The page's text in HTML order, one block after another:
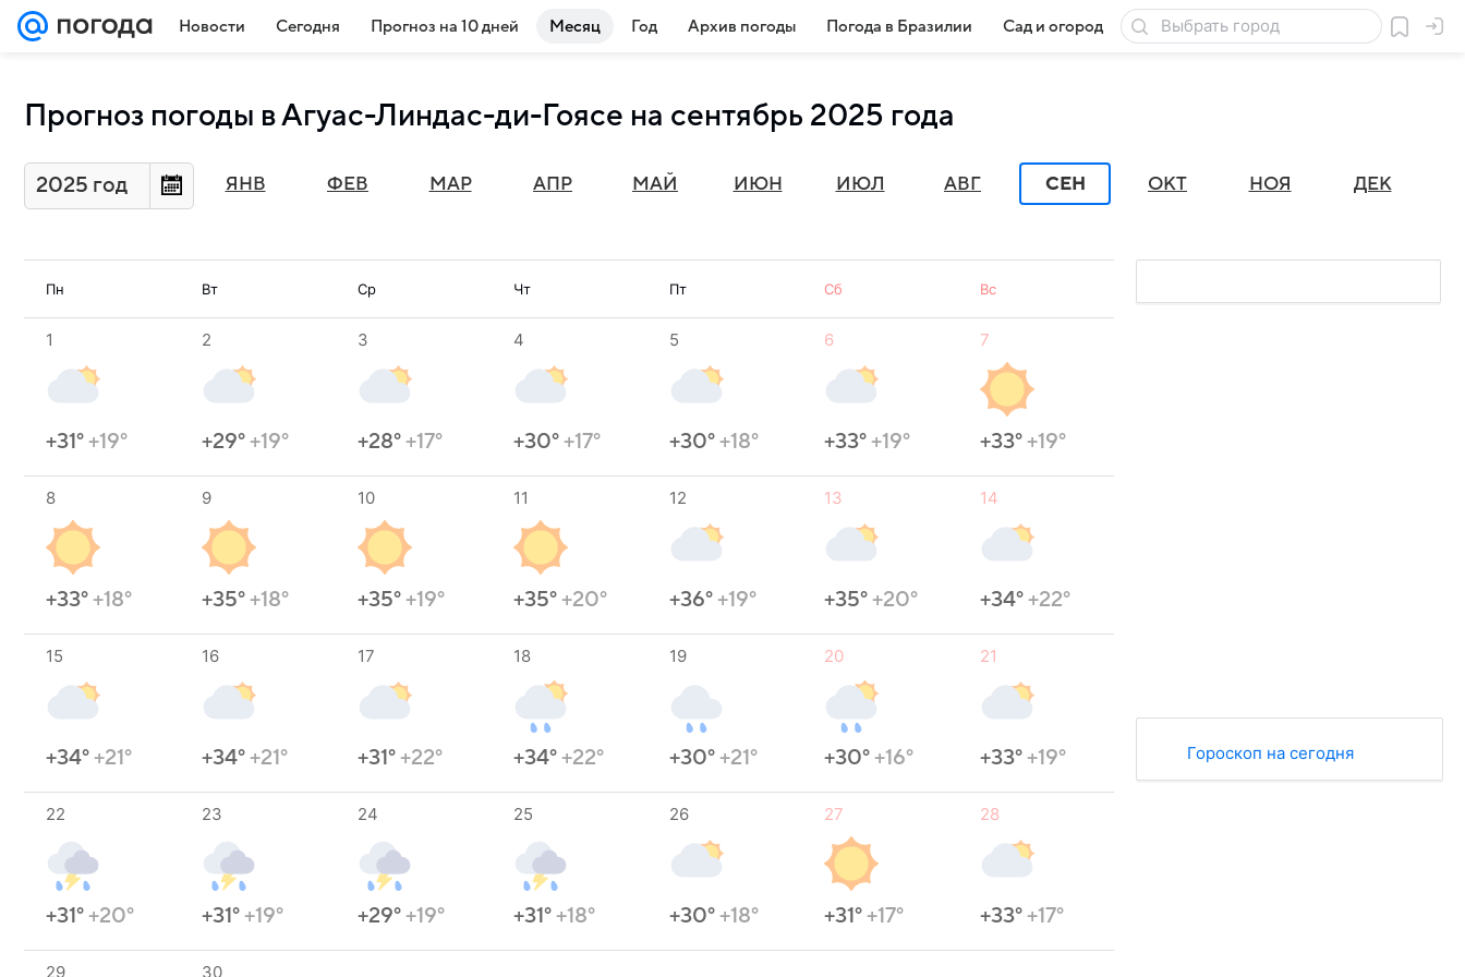
Новости Сегодня Прогноз на 10 дней Месяц Год Архив погоды Погода в Бразилии Сад и огород Товары для дачи
Прогноз погоды в Агуас-Линдас-ди-Гоясе на сентябрь 2025 года
2025 год ЯНВ ФЕВ МАР АПР МАЙ ИЮН ИЮЛ АВГ СЕН ОКТ НОЯ ДЕК
Пн Вт Ср Чт Пт Сб Вс
1
+31°+19°
2
+29°+19°
3
+28°+17°
4
+30°+17°
5
+30°+18°
6
+33°+19°
7
+33°+19°
8
+33°+18°
9
+35°+18°
10
+35°+19°
11
+35°+20°
12
+36°+19°
13
+35°+20°
14
+34°+22°
15
+34°+21°
16
+34°+21°
17
+31°+22°
18
+34°+22°
19
+30°+21°
20
+30°+16°
21
+33°+19°
22
+31°+20°
23
+31°+19°
24
+29°+19°
25
+31°+18°
26
+30°+18°
27
+31°+17°
28
+33°+17°
29 30
Гороскоп на сегодня